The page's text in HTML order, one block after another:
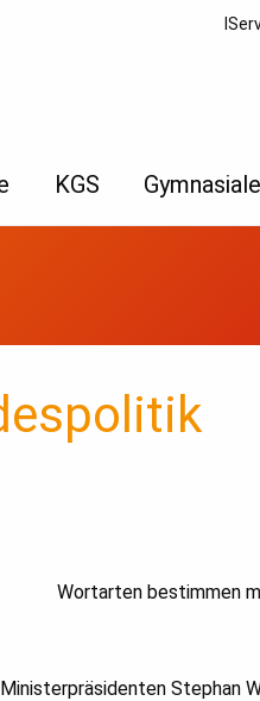
KGS
Wortarten bestimmen
Stephan